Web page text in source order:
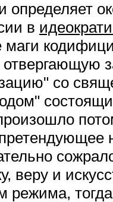
определяет
в
маги
со
веру и
режима,